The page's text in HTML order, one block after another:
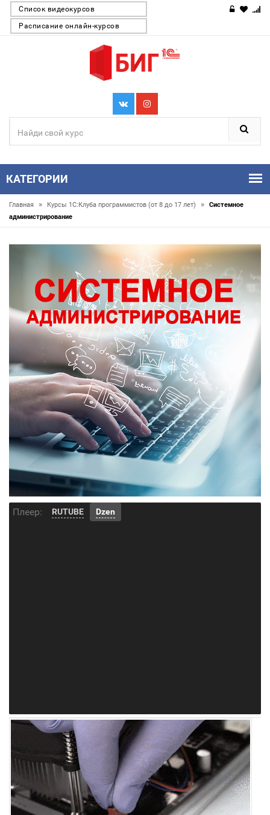
Список видеокурсов
Расписание онлайн-курсов
КАТЕГОРИИ
Главная » Курсы 1С:Клуба программистов (от 8 до 17 лет) »
Системное
администрирование
Плеер: RUTUBE Dzen